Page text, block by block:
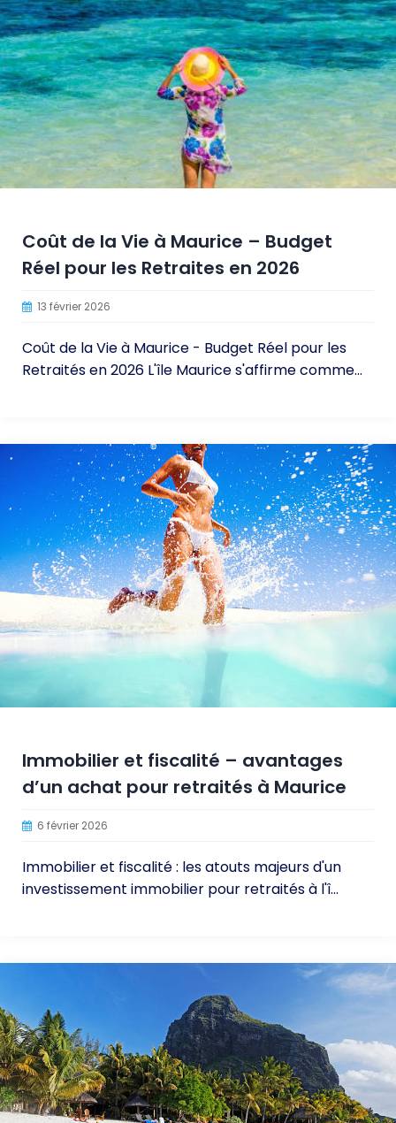
Coût de la Vie à Maurice – Budget
Réel pour les Retraites en 2026
13 février 2026
Coût de la Vie à Maurice - Budget Réel pour les
Retraités en 2026 L'île Maurice s'affirme comme...
Immobilier et fiscalité – avantages
d’un achat pour retraités à Maurice
6 février 2026
Immobilier et fiscalité : les atouts majeurs d'un
investissement immobilier pour retraités à l'î...